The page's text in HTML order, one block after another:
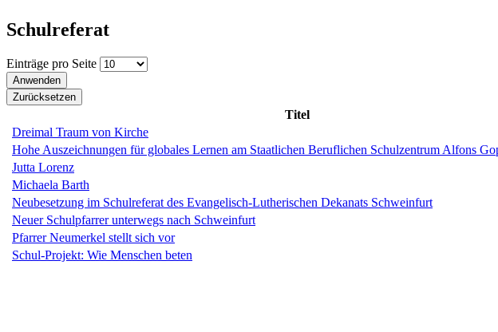
Schulreferat
Einträge pro Seite
Titel
Dreimal Traum von Kirche
Hohe Auszeichnungen für globales Lernen am Staatlichen Beruflichen Schulzentrum Alfons
Jutta Lorenz
Michaela Barth
Neubesetzung im Schulreferat des Evangelisch-Lutherischen Dekanats Schweinfurt
Neuer Schulpfarrer unterwegs nach Schweinfurt
Pfarrer Neumerkel stellt sich vor
Schul-Projekt: Wie Menschen beten